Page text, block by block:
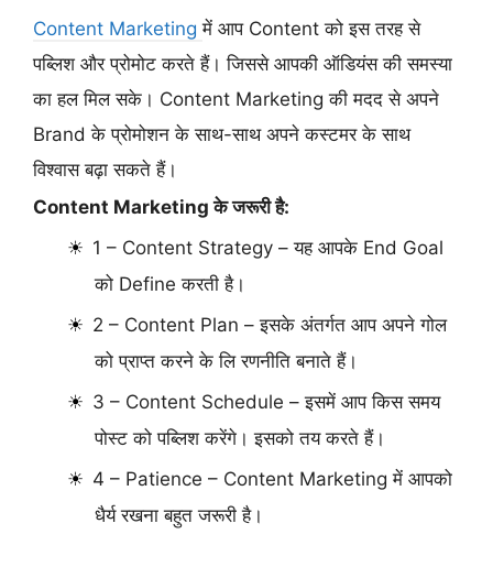
Content Marketingमें आप Content को इस तरह से
पब्लिश और प्रोमोट करते हैं। जिससे आपकी ऑडियंस की समस्या
का हल मिल सके। Content Marketing की मदद से अपने
Brand के प्रोमोशन के साथ-साथ अपने कस्टमर के साथ
विश्वास बढ़ा सकते हैं।
Content Marketing के जरूरी है:
1 – Content Strategy – यह आपके End Goal
को Define करती है।
2 – Content Plan – इसके अंतर्गत आप अपने गोल
को प्राप्त करने के लि रणनीति बनाते हैं।
3 – Content Schedule – इसमें आप किस समय
पोस्ट को पब्लिश करेंगे। इसको तय करते हैं।
4 – Patience – Content Marketing में आपको
धैर्य रखना बहुत जरूरी है।